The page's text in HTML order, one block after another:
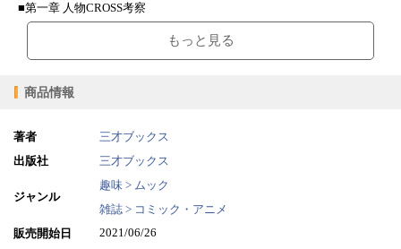
■第一章 人物CROSS考察
------------
竈門炭治郎×我妻善逸
竈門炭治郎×冨岡義勇
竈門炭治郎×栗花落カナヲ
竈門炭治郎×継国縁壱
竈門炭治郎×鬼舞辻無惨
竈門禰豆子×我妻善逸
栗花落カナヲ×嘴平伊之助
竈門禰豆子×冨岡義勇
もっと見る
商品情報
著者
三才ブックス
出版社
三才ブックス
ジャンル
趣味 > ムック
雑誌 > コミック・アニメ
販売開始日
2021/06/26